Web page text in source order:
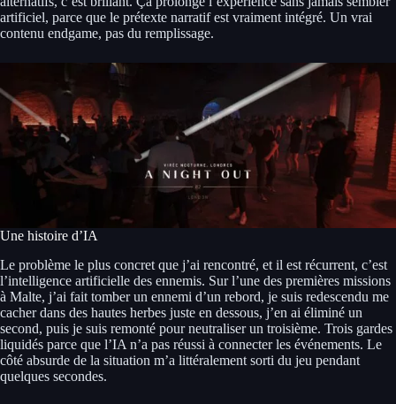
artificiel, parce que le prétexte narratif est vraiment intégré. Un vrai
contenu endgame, pas du remplissage.
Une histoire d’IA
Le problème le plus concret que j’ai rencontré, et il est récurrent, c’est
l’intelligence artificielle des ennemis. Sur l’une des premières missions
à Malte, j’ai fait tomber un ennemi d’un rebord, je suis redescendu me
cacher dans des hautes herbes juste en dessous, j’en ai éliminé un
second, puis je suis remonté pour neutraliser un troisième. Trois gardes
liquidés parce que l’IA n’a pas réussi à connecter les événements. Le
côté absurde de la situation m’a littéralement sorti du jeu pendant
quelques secondes.